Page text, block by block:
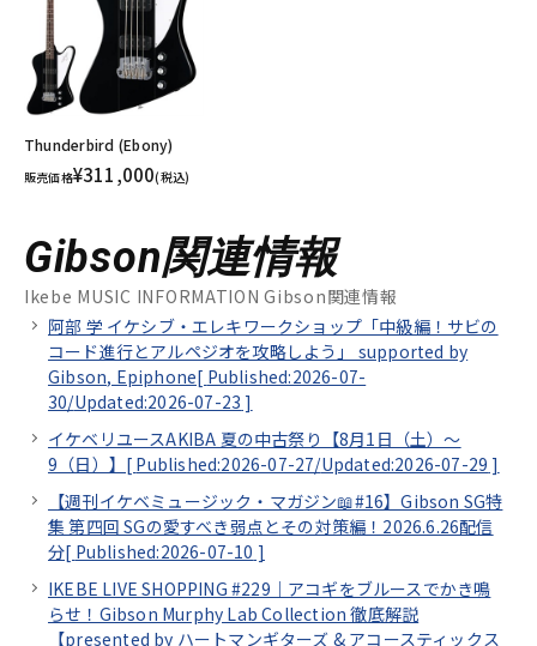
Thunderbird (Ebony)
販売価格¥311,000(税込)
Gibson関連情報
Ikebe MUSIC INFORMATION Gibson関連情報
阿部 学 イケシブ・エレキワークショップ「中級編！サビの
コード進行とアルペジオを攻略しよう」 supported by
Gibson, Epiphone[ Published:2026-07-
30/Updated:2026-07-23 ]
イケベリユースAKIBA 夏の中古祭り【8月1日（土）～
9（日）】[ Published:2026-07-27/Updated:2026-07-29 ]
【週刊イケベミュージック・マガジン📖#16】Gibson SG特
集 第四回 SGの愛すべき弱点とその対策編！2026.6.26配信
分[ Published:2026-07-10 ]
IKEBE LIVE SHOPPING #229｜アコギをブルースでかき鳴
らせ！Gibson Murphy Lab Collection 徹底解説
【presented by ハートマンギターズ & アコースティックス